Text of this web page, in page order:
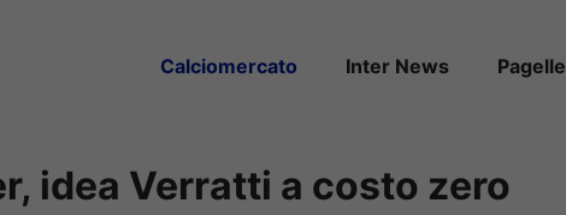
Calciomercato Inter News Pagelle
idea Verratti a costo zero